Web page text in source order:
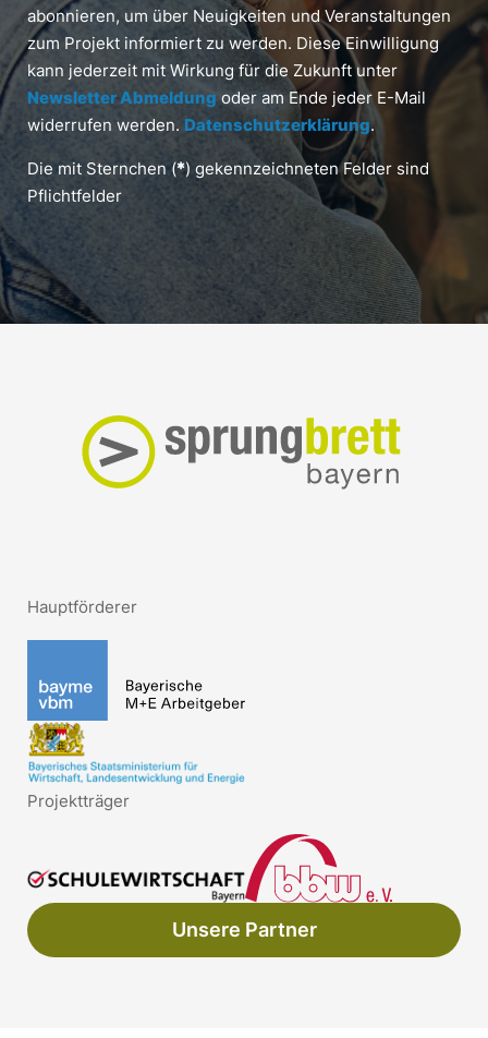
abonnieren, um über Neuigkeiten und Veranstaltungen
zum Projekt informiert zu werden. Diese Einwilligung
kann jederzeit mit Wirkung für die Zukunft unter
Newsletter Abmeldung oder am Ende jeder E-Mail
widerrufen werden. Datenschutzerklärung.
Die mit Sternchen (*) gekennzeichneten Felder sind
Pflichtfelder
Hauptförderer
Projektträger
Unsere Partner